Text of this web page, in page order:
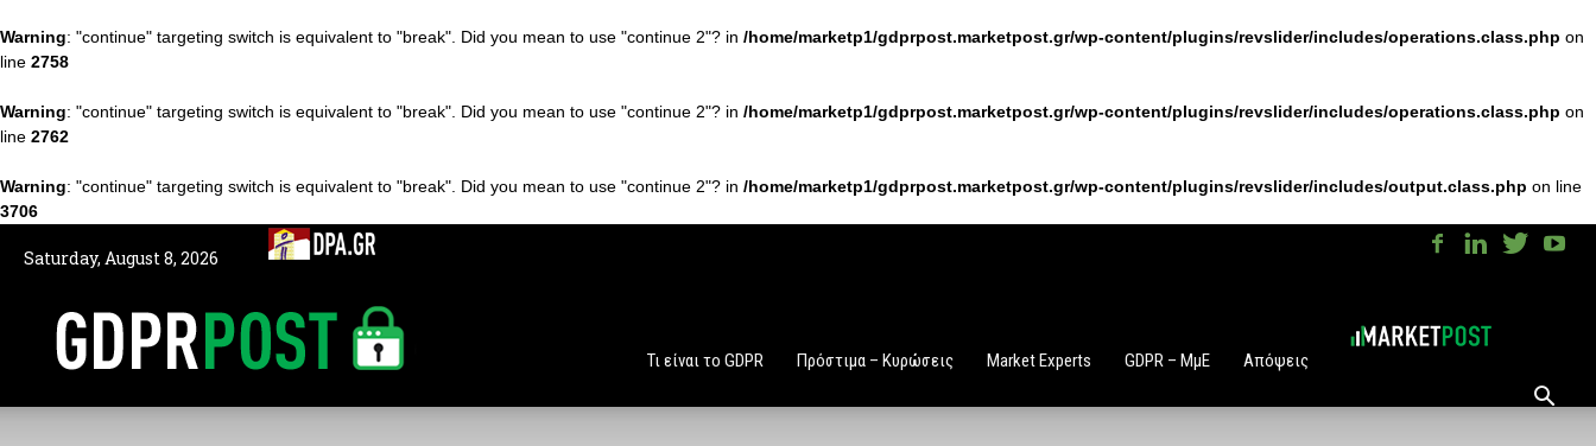
Warning: "continue" targeting switch is equivalent to "break". Did you mean to use "continue 2"? in /home/marketp1/gdprpost.marketpost.gr/wp-content/plugins/revslider/includes/operations.class.php on
line 2758
Warning: "continue" targeting switch is equivalent to "break". Did you mean to use "continue 2"? in /home/marketp1/gdprpost.marketpost.gr/wp-content/plugins/revslider/includes/operations.class.php on
line 2762
Warning: "continue" targeting switch is equivalent to "break". Did you mean to use "continue 2"? in /home/marketp1/gdprpost.marketpost.gr/wp-content/plugins/revslider/includes/output.class.php on line
3706
Saturday, August 8, 2026
Τι είναι το GDPR Πρόστιμα – Κυρώσεις Market Experts GDPR – ΜμΕ Απόψεις